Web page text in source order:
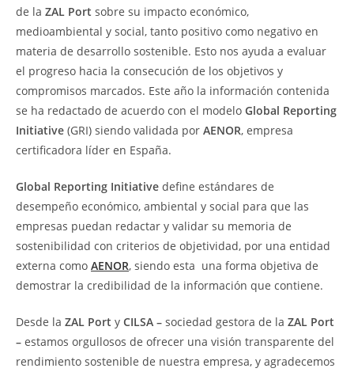
de la ZAL Port sobre su impacto económico,
medioambiental y social, tanto positivo como negativo en
materia de desarrollo sostenible. Esto nos ayuda a evaluar
el progreso hacia la consecución de los objetivos y
compromisos marcados. Este año la información contenida
se ha redactado de acuerdo con el modelo Global Reporting
Initiative (GRI) siendo validada por AENOR, empresa
certificadora líder en España.
Global Reporting Initiative define estándares de
desempeño económico, ambiental y social para que las
empresas puedan redactar y validar su memoria de
sostenibilidad con criterios de objetividad, por una entidad
externa como AENOR, siendo esta una forma objetiva de
demostrar la credibilidad de la información que contiene.
Desde la ZAL Port y CILSA – sociedad gestora de la ZAL Port
– estamos orgullosos de ofrecer una visión transparente del
rendimiento sostenible de nuestra empresa, y agradecemos